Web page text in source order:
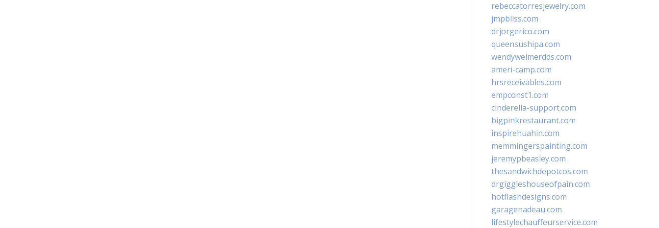
rebeccatorresjewelry.com
jmpbliss.com
drjorgerico.com
queensushipa.com
wendyweimerdds.com
ameri-camp.com
hrsreceivables.com
empconst1.com
cinderella-support.com
bigpinkrestaurant.com
inspirehuahin.com
memmingerspainting.com
jeremypbeasley.com
thesandwichdepotcos.com
drgiggleshouseofpain.com
hotflashdesigns.com
garagenadeau.com
lifestylechauffeurservice.com